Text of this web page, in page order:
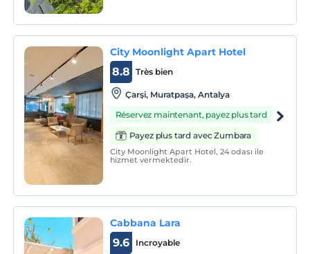
City Moonlight Apart Hotel
Très bien
8.8
Çarşi, Muratpaşa, Antalya
Réservez maintenant, payez plus tard
Payez plus tard avec Zumbara
City Moonlight Apart Hotel, 24 odası ile
hizmet vermektedir.
Cabbana Lara
Incroyable
9.6